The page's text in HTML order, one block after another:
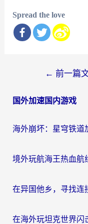
Spread the love
导
← 前一篇
国外加速国内游戏